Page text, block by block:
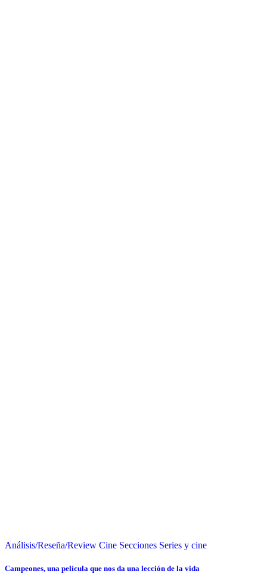
Análisis/Reseña/Review Cine Secciones Series y cine
Campeones, una película que nos da una lección de la vida